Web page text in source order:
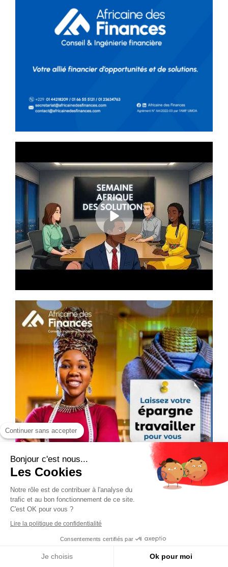
Continuer sans accepter
Bonjour c'est nous...
Les Cookies
Notre rôle est de contribuer à l'analyse du
trafic et au bon fonctionnement de ce site.
C'est OK pour vous ?
Lire la politique de confidentialité
Consentements certifiés par
Je choisis Ok pour moi